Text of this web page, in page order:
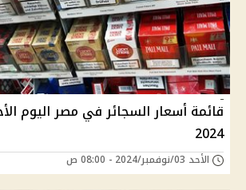
2024
الأحد 03/نوفمبر/2024 - 08:00 ص